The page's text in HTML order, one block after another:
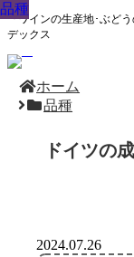
『ワインの生産地･ぶど
デックス
ホーム
品種
ドイツの
品種
2024.07.26
品種
品種
品種
品種
品種
品種
品種
品種